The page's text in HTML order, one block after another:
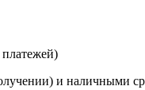
платежей)
и наличными